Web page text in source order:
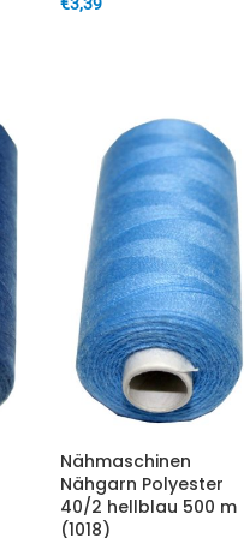
Nähmaschinen
Nähgarn Polyester
40/2 hellblau 500 m
(1018)